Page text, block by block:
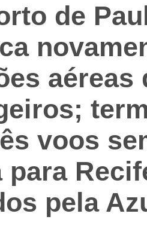
de
aéreas
voos
para
pela